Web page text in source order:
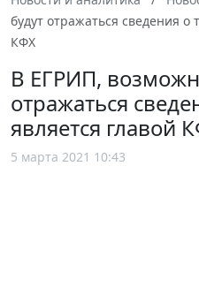
будут отражаться сведения о
КФХ
В ЕГРИП,
отражаться
является главой
5 марта 2021 10:43